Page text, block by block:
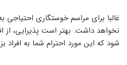
غالبا برای مراسم خوستگاری احتیاجی
نخواهد داشت. بهتر است پذیرایی، از
شود که این مورد احترام شما به افراد